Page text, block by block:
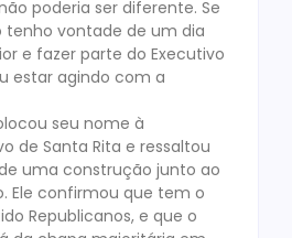
poderia ser diferente. Se
tenho vontade de um dia
e fazer parte do Executivo
estar agindo com a
seu nome à
de Santa Rita e ressaltou
uma construção junto ao
Ele confirmou que tem o
Republicanos, e que o